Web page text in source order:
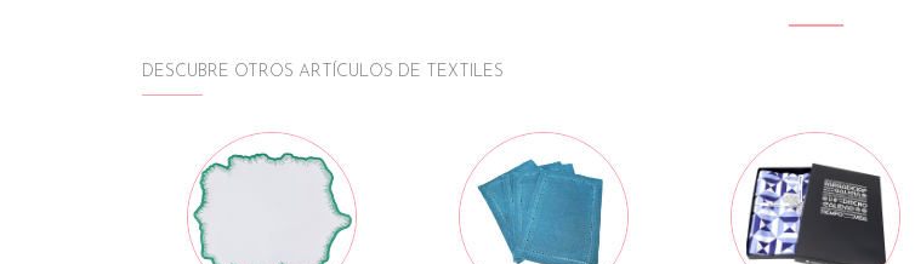
DESCUBRE OTROS ARTÍCULOS DE TEXTILES